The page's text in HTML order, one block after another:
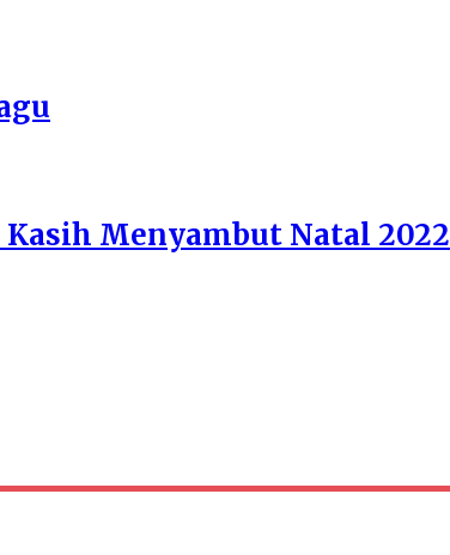
Kasih Menyambut Natal 2022